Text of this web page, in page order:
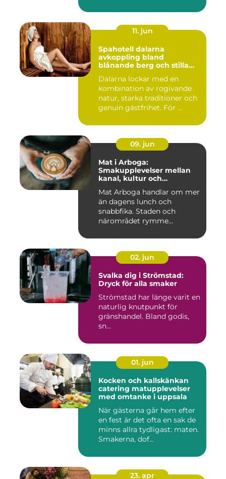
11. jun
Spahotell dalarna
avkoppling bland
blånande berg och stilla
Dalarna lockar med en
kombination av rogivande
natur, starka traditioner och
genuin gästfrihet. För ...
09. jun
Mat i Arboga:
Smakupplevelser mellan
kanal, kultur och
Mat Arboga handlar om mer
än dagens lunch och
snabbfika. Staden och
närområdet rymme...
02. jun
Svalka dig i Strömstad:
Dryck för alla smaker
Strömstad har länge varit en
naturlig knutpunkt för
gränshandel. Bland godis,
sn...
01. jun
Kocken och kallskänkan
catering matupplevelser
med omtanke i uppsala
När gästerna går hem efter
en fest är det ofta en sak de
minns allra tydligast: maten.
Smakerna, dof...
23. apr